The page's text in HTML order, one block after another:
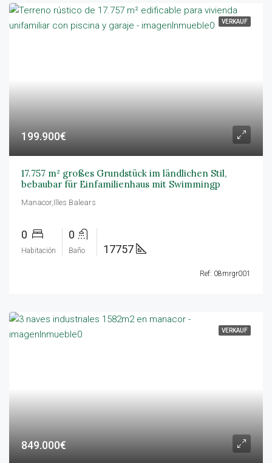
VERKAUF
199.900€
17.757 m² großes Grundstück im ländlichen Stil,
bebaubar für Einfamilienhaus mit Swimmingp
Manacor,Illes Balears
0
Habitación
0
Baño 17757
Ref: 08mrgr001
VERKAUF
849.000€